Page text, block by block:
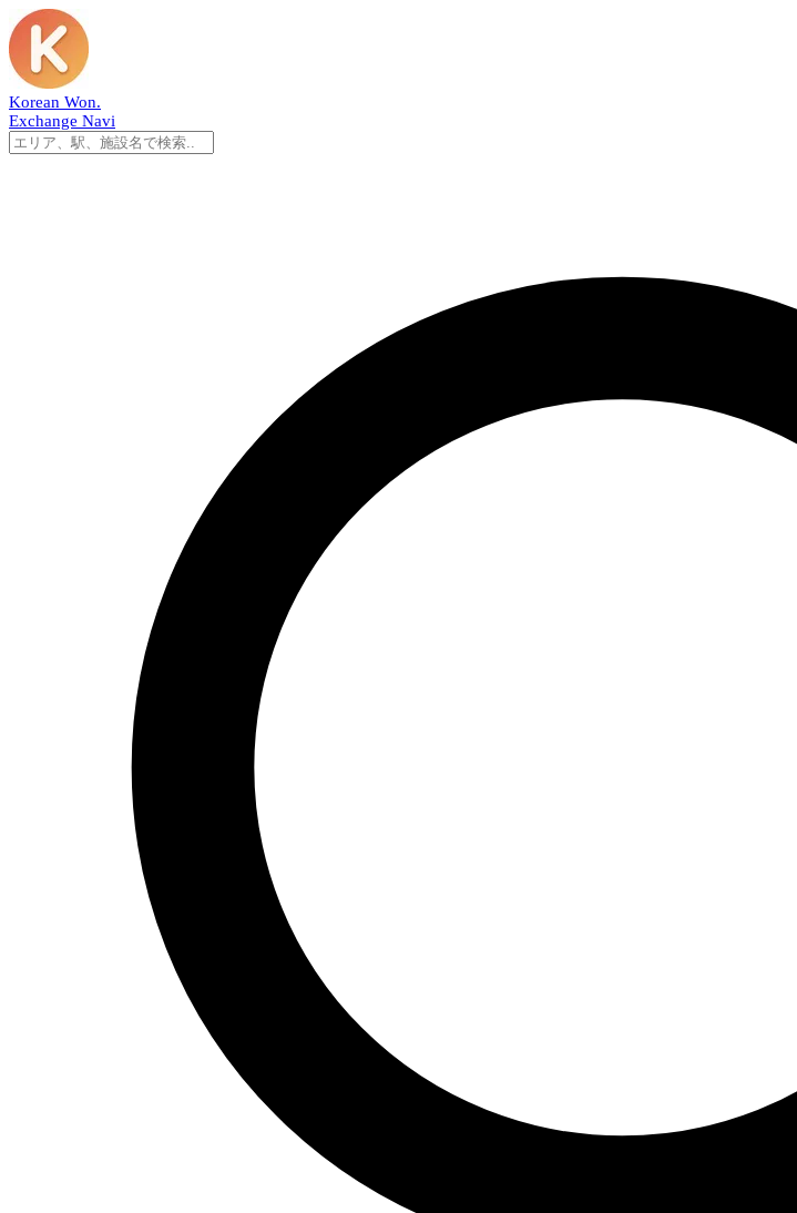
Korean Won.
Exchange Navi